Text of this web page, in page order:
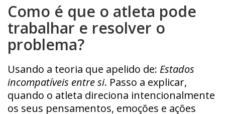
Como é que o atleta pode
trabalhar e resolver o
problema?
Usando a teoria que apelido de: Estados
incompatíveis entre si. Passo a explicar,
quando o atleta direciona intencionalmente
os seus pensamentos, emoções e ações